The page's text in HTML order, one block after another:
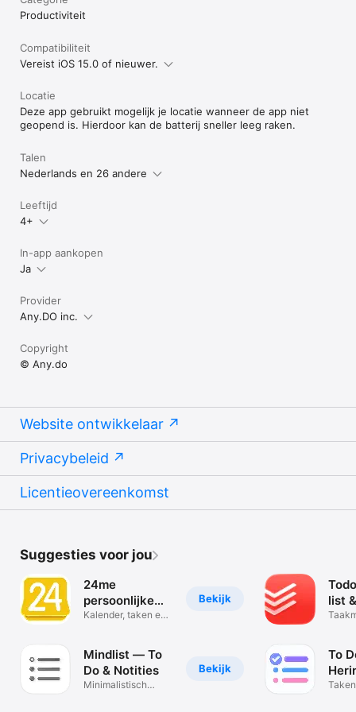
Productiviteit
Compatibiliteit
Vereist iOS 15.0 of nieuwer.
Locatie
Deze app gebruikt mogelijk je locatie wanneer de app niet
geopend is. Hierdoor kan de batterij sneller leeg raken.
Talen
Nederlands en 26 andere
Leeftijd
4+
In-app aankopen
Ja
Provider
Any.DO inc.
Copyright
© Any.do
Website ontwikkelaar
Privacybeleid
Licentieovereenkomst
Suggesties voor jou
Bekijk
24me
persoonlijke
assistant
Kalender, taken en
Bekijk
Mindlist — To
Do & Notities
Minimalistisch
list
To